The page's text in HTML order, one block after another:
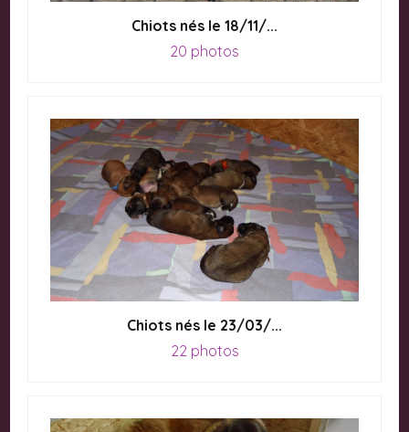
Chiots nés le 18/11/...
20 photos
Chiots nés le 23/03/...
22 photos